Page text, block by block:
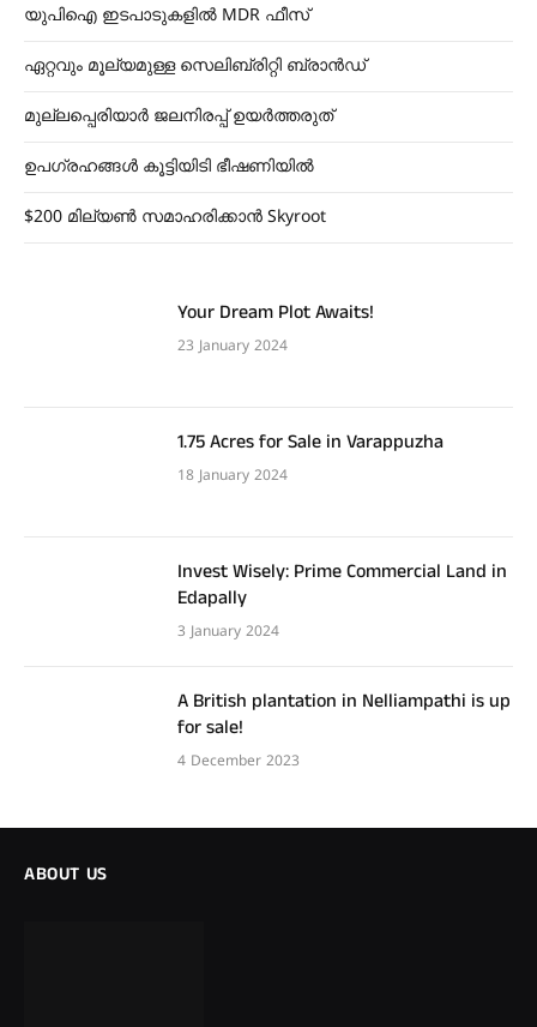
യുപിഐ ഇടപാടുകളിൽ MDR ഫീസ്
ഏറ്റവും മൂല്യമുള്ള സെലിബ്രിറ്റി ബ്രാൻഡ്
മുല്ലപ്പെരിയാർ ജലനിരപ്പ് ഉയർത്തരുത്
ഉപഗ്രഹങ്ങൾ കൂട്ടിയിടി ഭീഷണിയിൽ
$200 മില്യൺ സമാഹരിക്കാൻ Skyroot
Your Dream Plot Awaits!
23 January 2024
1.75 Acres for Sale in Varappuzha
18 January 2024
Invest Wisely: Prime Commercial Land in
Edapally
3 January 2024
A British plantation in Nelliampathi is up
for sale!
4 December 2023
ABOUT US